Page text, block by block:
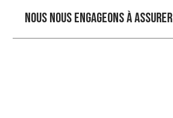
Nous nous engageons à